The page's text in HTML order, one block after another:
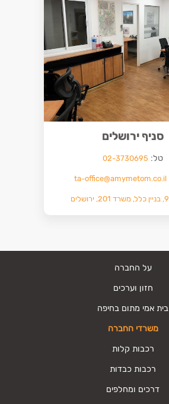
סניף ירושלים
טל: 02-3730695
ta-office@amymetom.co.il
על החברה
חזון וערכים
בית אמי מתום בחיפה
משרדי החברה
רכבות קלות
רכבות כבדות
דרכים ומחלפים